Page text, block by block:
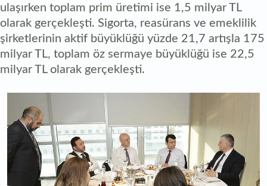
ulaşırken toplam prim üretimi ise 1,5 milyar TL
olarak gerçekleşti. Sigorta, reasürans ve emeklilik
şirketlerinin aktif büyüklüğü yüzde 21,7 artışla 175
milyar TL, toplam öz sermaye büyüklüğü ise 22,5
milyar TL olarak gerçekleşti.